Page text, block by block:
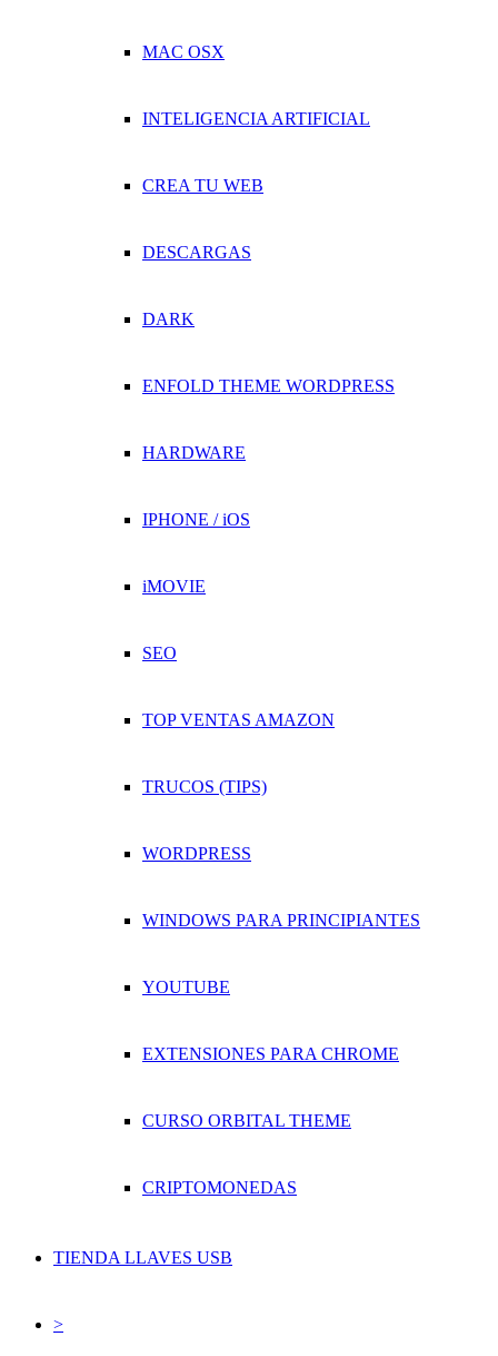
MAC OSX
INTELIGENCIA ARTIFICIAL
CREA TU WEB
DESCARGAS
DARK
ENFOLD THEME WORDPRESS
HARDWARE
IPHONE / iOS
iMOVIE
SEO
TOP VENTAS AMAZON
TRUCOS (TIPS)
WORDPRESS
WINDOWS PARA PRINCIPIANTES
YOUTUBE
EXTENSIONES PARA CHROME
CURSO ORBITAL THEME
CRIPTOMONEDAS
TIENDA LLAVES USB
>